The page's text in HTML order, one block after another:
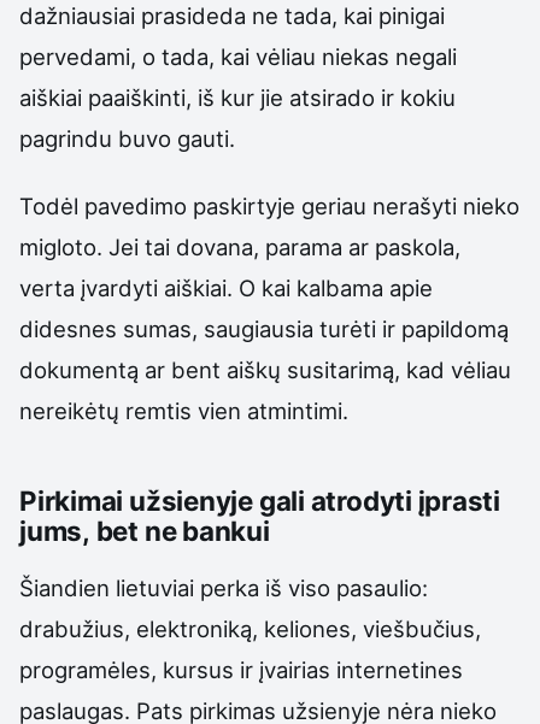
dažniausiai prasideda ne tada, kai pinigai
pervedami, o tada, kai vėliau niekas negali
aiškiai paaiškinti, iš kur jie atsirado ir kokiu
pagrindu buvo gauti.
Todėl pavedimo paskirtyje geriau nerašyti nieko
migloto. Jei tai dovana, parama ar paskola,
verta įvardyti aiškiai. O kai kalbama apie
didesnes sumas, saugiausia turėti ir papildomą
dokumentą ar bent aiškų susitarimą, kad vėliau
nereikėtų remtis vien atmintimi.
Pirkimai užsienyje gali atrodyti įprasti
jums, bet ne bankui
Šiandien lietuviai perka iš viso pasaulio:
drabužius, elektroniką, keliones, viešbučius,
programėles, kursus ir įvairias internetines
paslaugas. Pats pirkimas užsienyje nėra nieko